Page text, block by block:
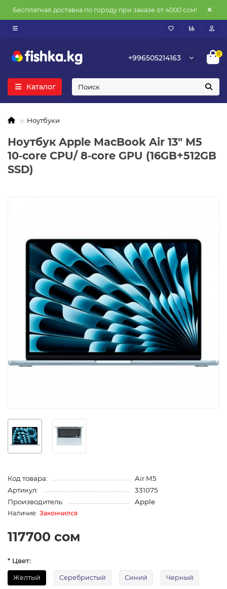
Бесплатная доставка по городу при заказе от 4000 сом!
+996505214163 0
Каталог
Ноутбуки
Ноутбук Apple MacBook Air 13" M5
10‑core CPU/ 8‑core GPU (16GB+512GB
SSD)
Код товара:
Air M5
Артикул:
331075
Производитель:
Apple
Закончился
117700 сом
* Цвет:
Желтый Серебристый Синий Черный